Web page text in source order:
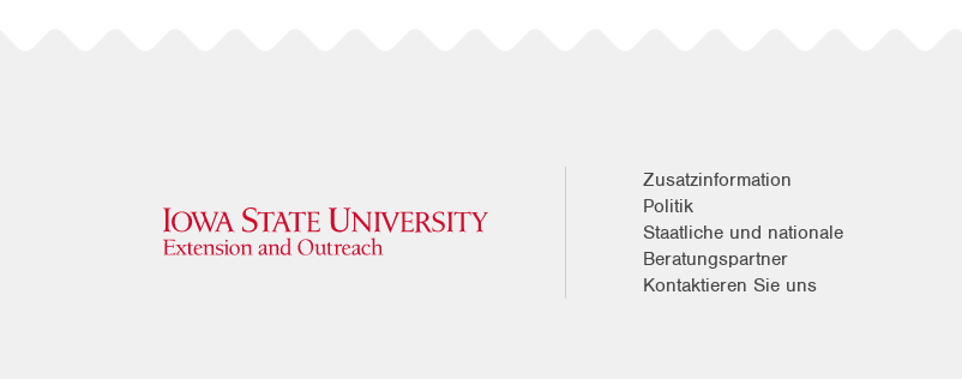
Zusatzinformation
Politik
Staatliche und nationale
Beratungspartner
Kontaktieren Sie uns